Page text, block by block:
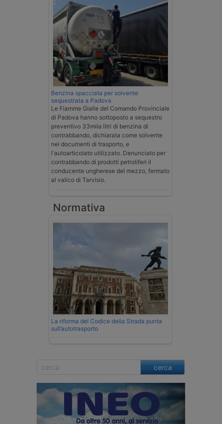
Benzina spacciata per solvente
sequestrata a Padova
Le Fiamme Gialle del Comando Provinciale
di Padova hanno sottoposto a sequestro
preventivo 33mila litri di benzina di
contrabbando, dichiarata come solvente
nei documenti di trasporto, e
l'autoarticolato utilizzato. Denunciato per
contrabbando di prodotti petroliferi il
conducente ungherese del mezzo, fermato
al valico di Tarvisio.
Normativa
La riforma del Codice della Strada punta
sull’autotrasporto
cerca